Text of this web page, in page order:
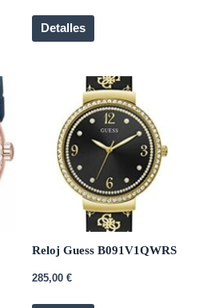
Detalles
Reloj Guess B091V1QWRS
285,00 €